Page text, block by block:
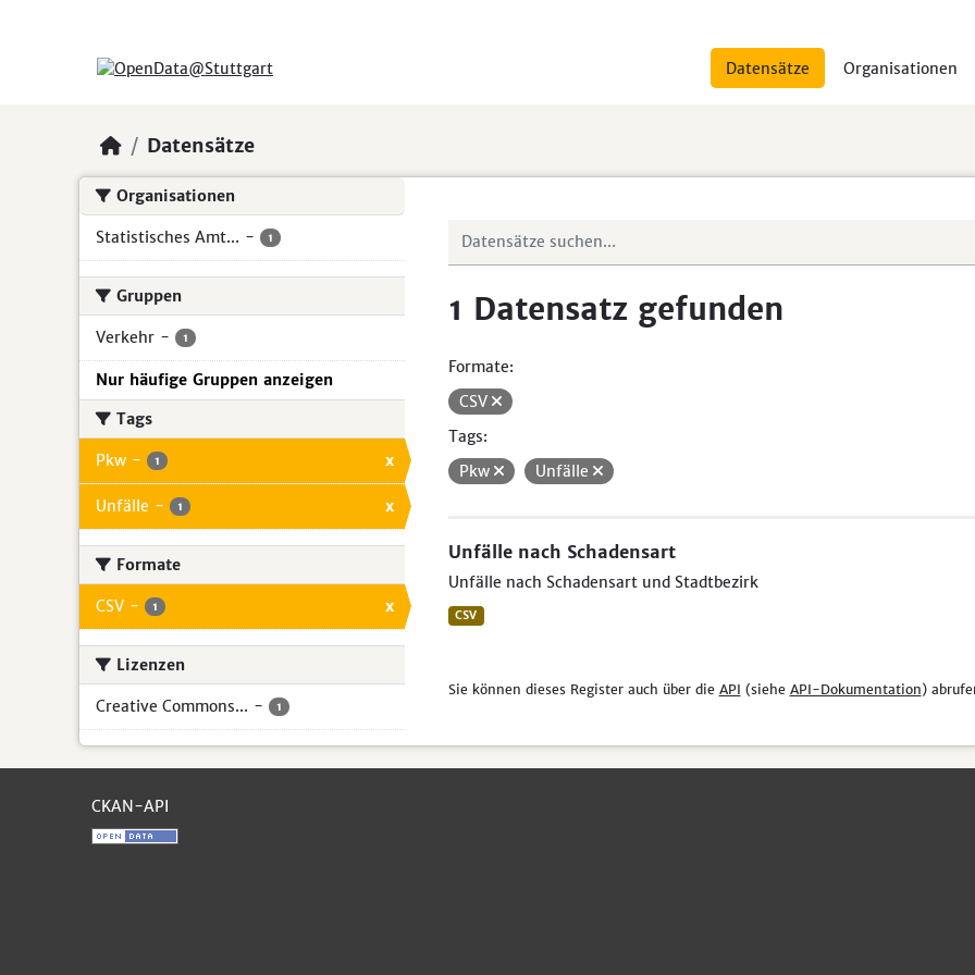
Datensätze Organisationen
Datensätze
Organisationen
Statistisches Amt... - 1
Gruppen
Verkehr - 1
Nur häufige Gruppen anzeigen
Tags
Pkw - 1 x
Unfälle - 1 x
Formate
CSV - 1 x
Lizenzen
Creative Commons... - 1
1 Datensatz gefunden
Formate:
CSV
Tags:
Pkw
Unfälle
Unfälle nach Schadensart
Unfälle nach Schadensart und Stadtbezirk
CSV
Sie können dieses Register auch über die API (siehe API-Dokumentation)
CKAN-API